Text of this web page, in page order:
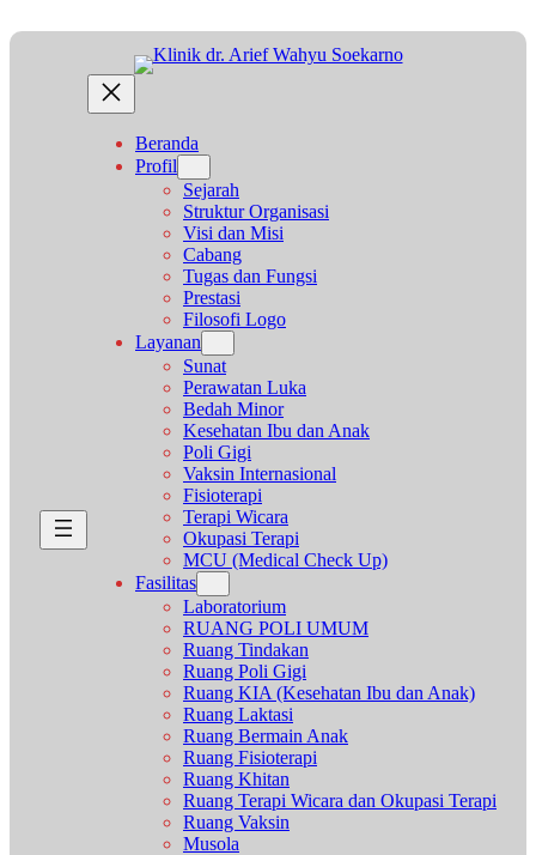
ke
Beranda
Profil
Sejarah
Struktur Organisasi
Visi dan Misi
Cabang
Tugas dan Fungsi
Prestasi
Filosofi Logo
Layanan
Sunat
Perawatan Luka
Bedah Minor
Kesehatan Ibu dan Anak
Poli Gigi
Vaksin Internasional
Fisioterapi
Terapi Wicara
Okupasi Terapi
MCU (Medical Check Up)
Fasilitas
Laboratorium
RUANG POLI UMUM
Ruang Tindakan
Ruang Poli Gigi
Ruang KIA (Kesehatan Ibu dan Anak)
Ruang Laktasi
Ruang Bermain Anak
Ruang Fisioterapi
Ruang Khitan
Ruang Terapi Wicara dan Okupasi Terapi
Ruang Vaksin
Musola